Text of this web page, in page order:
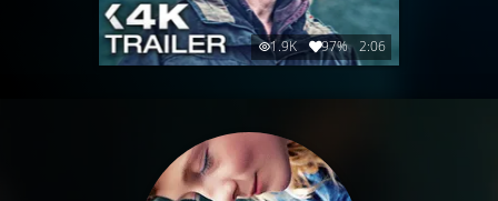
1.9K 97% 2:06